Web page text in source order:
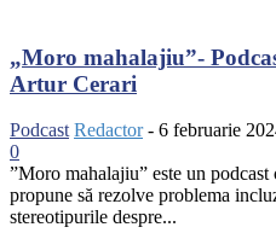
„Moro mahalajiu”-
Artur Cerari
Podcast Redactor - 6 februarie
0
”Moro mahalajiu” este un
propune să rezolve problema
stereotipurile despre...